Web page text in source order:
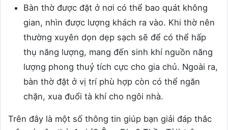
Bàn thờ được đặt ở nơi có thể bao quát không
gian, nhìn được lượng khách ra vào. Khi thờ nên
thường xuyên dọn dẹp sạch sẽ để có thể hấp
thụ năng lượng, mang đến sinh khí nguồn năng
lượng phong thuỷ tích cực cho gia chủ. Ngoài ra,
bàn thờ đặt ở vị trí phù hợp còn có thể ngăn
chặn, xua đuổi tà khí cho ngôi nhà.
Trên đây là một số thông tin giúp bạn giải đáp thắc